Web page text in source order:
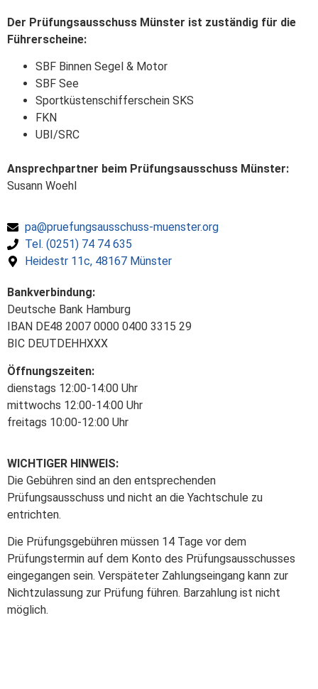
Der Prüfungsausschuss Münster ist zuständig für die
Führerscheine:
SBF Binnen Segel & Motor
SBF See
Sportküstenschifferschein SKS
FKN
UBI/SRC
Ansprechpartner beim Prüfungsausschuss Münster:
Susann Woehl
pa@pruefungsausschuss-muenster.org
Tel. (0251) 74 74 635
Heidestr 11c, 48167 Münster
Bankverbindung:
Deutsche Bank Hamburg
IBAN DE48 2007 0000 0400 3315 29
BIC DEUTDEHHXXX
Öffnungszeiten:
dienstags 12:00-14:00 Uhr
mittwochs 12:00-14:00 Uhr
freitags 10:00-12:00 Uhr
WICHTIGER HINWEIS:
Die Gebühren sind an den entsprechenden
Prüfungsausschuss und nicht an die Yachtschule zu
entrichten.
Die Prüfungsgebühren müssen 14 Tage vor dem
Prüfungstermin auf dem Konto des Prüfungsausschusses
eingegangen sein. Verspäteter Zahlungseingang kann zur
Nichtzulassung zur Prüfung führen. Barzahlung ist nicht
möglich.